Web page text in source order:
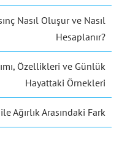
Nasıl Oluşur ve Nasıl
Hesaplanır?
Özellikleri ve Günlük
Hayattaki Örnekleri
Ağırlık Arasındaki Fark